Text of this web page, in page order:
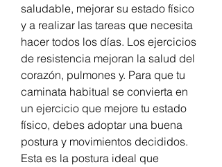
saludable, mejorar su estado físico
y a realizar las tareas que necesita
hacer todos los días. Los ejercicios
de resistencia mejoran la salud del
corazón, pulmones y. Para que tu
caminata habitual se convierta en
un ejercicio que mejore tu estado
físico, debes adoptar una buena
postura y movimientos decididos.
Esta es la postura ideal que